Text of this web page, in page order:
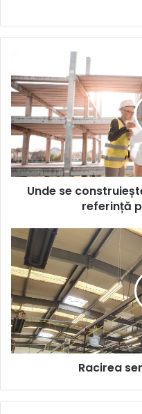
construiește?
Investiții
industriale
de
referință
potrivit
VICTA.ro
Unde se
referință
Racirea
service-
urilor
auto
Racirea